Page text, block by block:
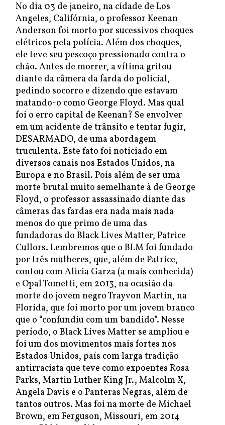
No dia 03 de janeiro, na cidade de Los
Angeles, Califórnia, o professor Keenan
Anderson foi morto por sucessivos choques
elétricos pela polícia. Além dos choques,
ele teve seu pescoço pressionado contra o
chão. Antes de morrer, a vítima gritou
diante da câmera da farda do policial,
pedindo socorro e dizendo que estavam
matando-o como George Floyd. Mas qual
foi o erro capital de Keenan? Se envolver
em um acidente de trânsito e tentar fugir,
DESARMADO, de uma abordagem
truculenta. Este fato foi noticiado em
diversos canais nos Estados Unidos, na
Europa e no Brasil. Pois além de ser uma
morte brutal muito semelhante à de George
Floyd, o professor assassinado diante das
câmeras das fardas era nada mais nada
menos do que primo de uma das
fundadoras do Black Lives Matter, Patrice
Cullors. Lembremos que o BLM foi fundado
por três mulheres, que, além de Patrice,
contou com Alicia Garza (a mais conhecida)
e Opal Tometti, em 2013, na ocasião da
morte do jovem negro Trayvon Martin, na
Florida, que foi morto por um jovem branco
que o “confundiu com um bandido”. Nesse
período, o Black Lives Matter se ampliou e
foi um dos movimentos mais fortes nos
Estados Unidos, país com larga tradição
antirracista que teve como expoentes Rosa
Parks, Martin Luther King Jr., Malcolm X,
Angela Davis e o Panteras Negras, além de
tantos outros. Mas foi na morte de Michael
Brown, em Ferguson, Missouri, em 2014